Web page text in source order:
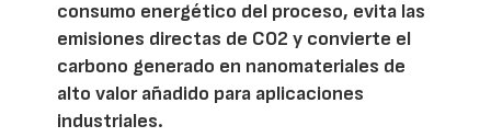
consumo energético del proceso, evita las
emisiones directas de CO2 y convierte el
carbono generado en nanomateriales de
alto valor añadido para aplicaciones
industriales.